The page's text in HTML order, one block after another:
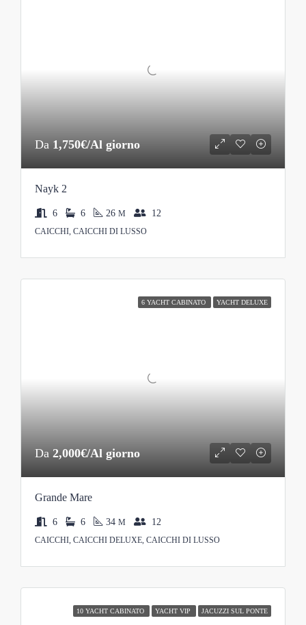
Da 1,750€/Al giorno
Nayk 2
6 6 26 M 12
CAICCHI, CAICCHI DI LUSSO
6 YACHT CABINATO YACHT DELUXE
Da 2,000€/Al giorno
Grande Mare
6 6 34 M 12
CAICCHI, CAICCHI DELUXE, CAICCHI DI LUSSO
10 YACHT CABINATO YACHT VIP JACUZZI SUL PONTE